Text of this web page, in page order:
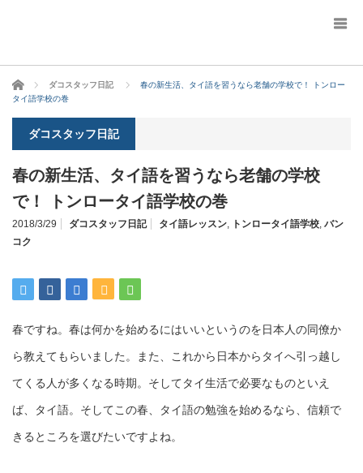
ホーム ダコスタッフ日記
春の新生活、タイ語を習うなら老舗の学校で！ トンロー
タイ語学校の巻
ダコスタッフ日記
春の新生活、タイ語を習うなら老舗の学校
で！ トンロータイ語学校の巻
2018/3/29 ダコスタッフ日記 タイ語レッスン, トンロータイ語学校, バン
コク
春ですね。春は何かを始めるにはいいというのを日本人の同僚か
ら教えてもらいました。また、これから日本からタイへ引っ越し
てくる人が多くなる時期。そしてタイ生活で必要なものといえ
ば、タイ語。そしてこの春、タイ語の勉強を始めるなら、信頼で
きるところを選びたいですよね。